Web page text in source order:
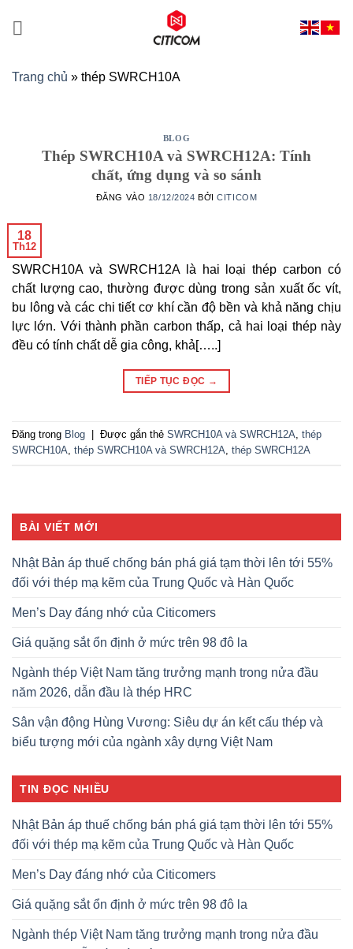
Trang chủ » thép SWRCH10A
BLOG
Thép SWRCH10A và SWRCH12A: Tính
chất, ứng dụng và so sánh
ĐĂNG VÀO 18/12/2024 BỞICITICOM
18
Th12
SWRCH10A và SWRCH12A là hai loại thép carbon có
chất lượng cao, thường được dùng trong sản xuất ốc vít,
bu lông và các chi tiết cơ khí cần độ bền và khả năng chịu
lực lớn. Với thành phần carbon thấp, cả hai loại thép này
đều có tính chất dễ gia công, khả[…..]
TIẾP TỤC ĐỌC →
Đăng trong Blog Được gắn thẻ SWRCH10A và SWRCH12A, thép
SWRCH10A, thép SWRCH10A và SWRCH12A, thép SWRCH12A
BÀI VIẾT MỚI
Nhật Bản áp thuế chống bán phá giá tạm thời lên tới 55%
đối với thép mạ kẽm của Trung Quốc và Hàn Quốc
Men’s Day đáng nhớ của Citicomers
Giá quặng sắt ổn định ở mức trên 98 đô la
Ngành thép Việt Nam tăng trưởng mạnh trong nửa đầu
năm 2026, dẫn đầu là thép HRC
Sân vận động Hùng Vương: Siêu dự án kết cấu thép và
biểu tượng mới của ngành xây dựng Việt Nam
TIN ĐỌC NHIỀU
Nhật Bản áp thuế chống bán phá giá tạm thời lên tới 55%
đối với thép mạ kẽm của Trung Quốc và Hàn Quốc
Men’s Day đáng nhớ của Citicomers
Giá quặng sắt ổn định ở mức trên 98 đô la
Ngành thép Việt Nam tăng trưởng mạnh trong nửa đầu